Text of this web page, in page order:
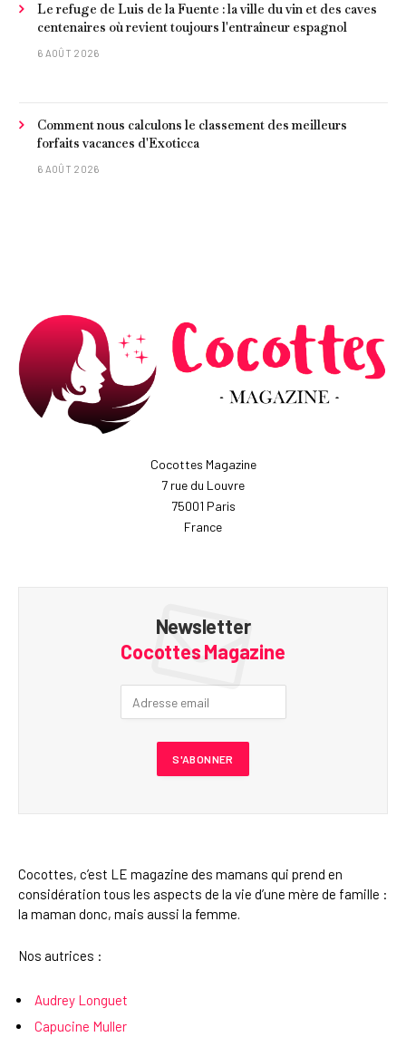
Le refuge de Luis de la Fuente : la ville du vin et des caves
centenaires où revient toujours l'entraîneur espagnol
6 AOÛT 2026
Comment nous calculons le classement des meilleurs
forfaits vacances d'Exoticca
6 AOÛT 2026
Cocottes Magazine
7 rue du Louvre
75001 Paris
France
Newsletter
Cocottes Magazine
Cocottes, c’est LE magazine des mamans qui prend en
considération tous les aspects de la vie d’une mère de famille :
la maman donc, mais aussi la femme.
Nos autrices :
Audrey Longuet
Capucine Muller